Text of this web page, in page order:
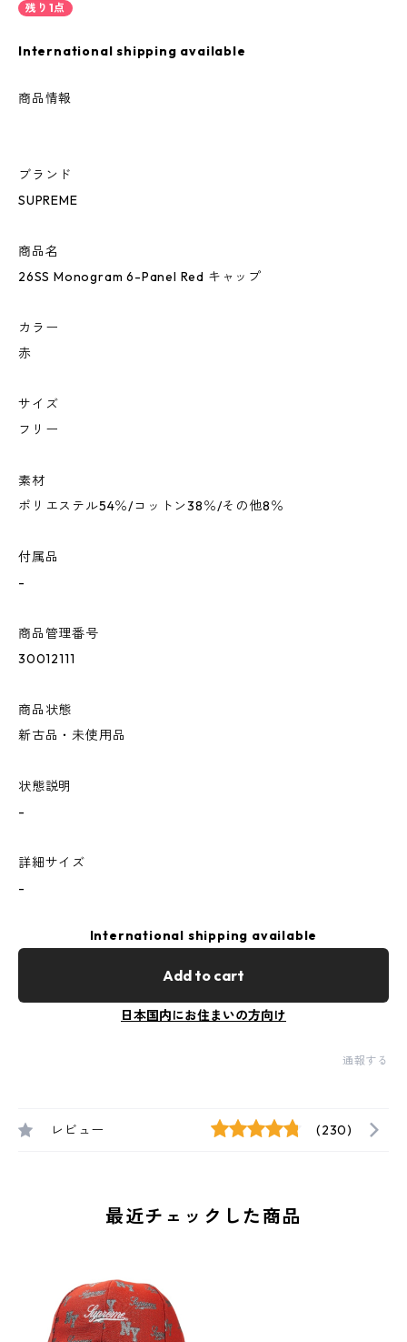
残り1点
International shipping available
商品情報
ブランド
SUPREME
商品名
26SS Monogram 6-Panel Red キャップ
カラー
赤
サイズ
フリー
素材
ポリエステル54％/コットン38％/その他8％
付属品
-
商品管理番号
30012111
商品状態
新古品・未使用品
状態説明
-
詳細サイズ
-
International shipping available
Add to cart
日本国内にお住まいの方向け
通報する
レビュー (230)
最近チェックした商品